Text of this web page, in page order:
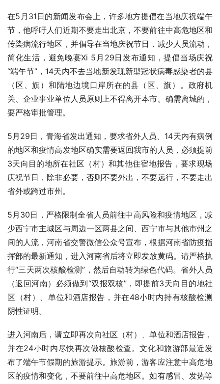
在5月31日的新闻发布会上，许多地方提倡在当地庆祝端午
节，他呼吁人们近期不要走出北京，不要前往中高危地区和
传染病流行地区，并倡导在当地庆祝节日，减少人员流动，
简化生活，避免晚宴Xi 5月29日发布通知，提倡当场庆祝
“端午节”，14天内不去当地新发现新型冠状病毒感染者的县
（区、旗）和陆地边境口岸所在的县（区、旗）。政府机
关、企业事业单位人员原则上不得离开本市。确需离城的，
要严格审批管理。
5月29日，青海省发出通知，要求省外人员、14天内有病例
的地区和疫情高发地区确实需要返回我市的人员，必须提前
3天向目的地所在社区（村）和其他住宿地报告，要求现场
庆祝节日，除非必要，否则不要外出，不要远行，不要走出
省外或跨过市州。
5月30日，严格限制全省人员前往中高风险和疫情地区，减
少西宁市主城区与周边一区两县之间、西宁市与其他市州之
间的人流，河南省交警微信公众号宣布，根据河南省防疫指
挥部的最新通知，进入河南省后将立即发放黄码。请严格执
行“三天两次核酸检测”，然后自动转为绿色代码。省外人员
（返回河南）必须做到“双报双核”，即提前3天向目的地社
区（村）、单位和酒店报告，并在48小时内持有核酸检测
阴性证明。
进入河南后，请立即再次向社区（村）、单位和酒店报告，
并在24小时内尽快再次做核酸检查。文化和旅游部最近发
布了端午节假期的旅游提示。旅游前，游客应注意中高危地
区的疫情和变化，不要前往中高危地区。如有感冒、发热等